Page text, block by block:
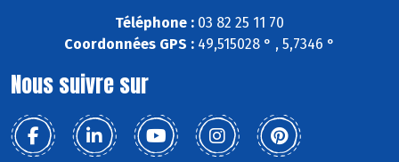
Téléphone : 03 82 25 11 70
Coordonnées GPS : 49,515028 ° , 5,7346 °
Nous suivre sur